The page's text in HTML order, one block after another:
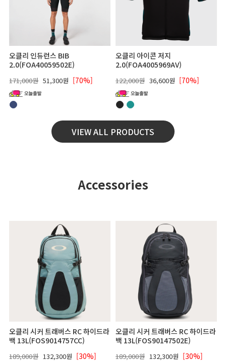
오클리 인듀런스 BIB
2.0(FOA40059502E)
171,000원 51,300원 [70%]
오클리 아이콘 저지
2.0(FOA4005969AV)
122,000원 36,600원 [70%]
VIEW ALL PRODUCTS
Accessories
오클리 시커 트래버스 RC 하이드라
백 13L(FOS9014757CC)
189,000원 132,300원 [30%]
오클리 시커 트래버스 RC 하이드라
백 13L(FOS90147502E)
189,000원 132,300원 [30%]